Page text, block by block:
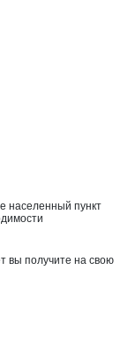
населенный пункт
вы получите на свою